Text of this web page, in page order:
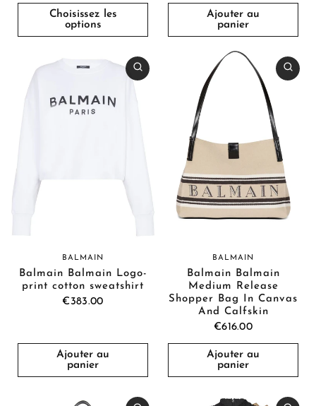
Choisissez les
options
Ajouter au
panier
BALMAIN
Balmain Balmain Logo-
print cotton sweatshirt
€383.00
Ajouter au
panier
BALMAIN
Balmain Balmain
Medium Release
Shopper Bag In Canvas
And Calfskin
€616.00
Ajouter au
panier